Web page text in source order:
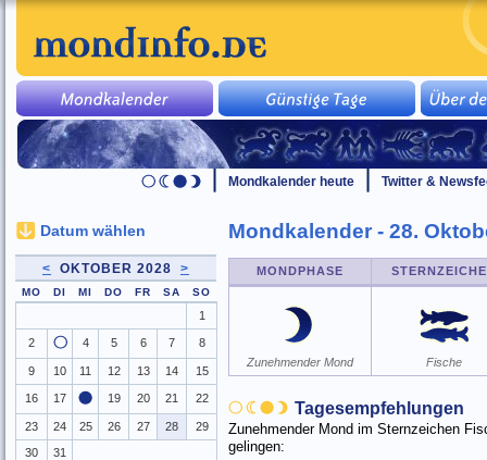
Mondkalender heute Twitter &
Mondkalender - 28.
MONDPHASE
Zunehmender Mond Fische
Tagesempfehlungen
Zunehmender Mond im Sternzeichen
gelingen:
Datum wählen
< OKTOBER 2028 >
MO DI MI DO FR SA SO
1
2 4 5 6 7 8
9 10 11 12 13 14 15
16 17 19 20 21 22
23 24 25 26 27 28
29
30
31